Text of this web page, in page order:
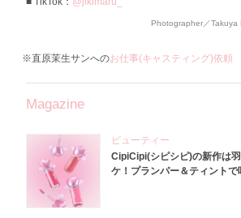
Photographer／Takuya
※直原茉生サンへのお仕事(キャスティング)依頼
Magazine
ビューティー
CipiCipi(シピシピ)の新作は
ケ！プランパー＆ティント